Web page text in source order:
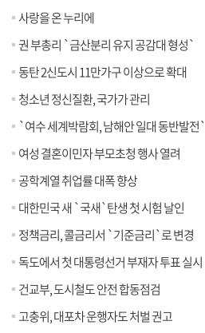
사랑을 온 누리에
권 부총리 `금산분리 유지 공감대 형성`
동탄 2신도시 11만가구 이상으로 확대
청소년 정신질환, 국가가 관리
`여수 세계박람회, 남해안 일대 동반발전`
여성 결혼이민자 부모초청 행사 열려
공학계열 취업률 대폭 향상
대한민국 새 `국새`탄생 첫 시험 날인
정책금리, 콜금리서 `기준금리`로 변경
독도에서 첫 대통령선거 부재자 투표 실시
건교부, 도시철도 안전 합동점검
고충위, 대포차 운행자도 처벌 권고